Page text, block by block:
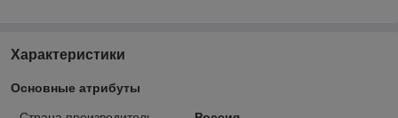
Характеристики
Основные атрибуты